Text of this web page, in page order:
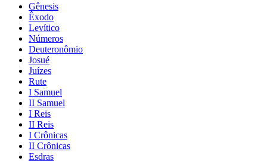
Gênesis
Êxodo
Levítico
Números
Deuteronômio
Josué
Juízes
Rute
I Samuel
II Samuel
I Reis
II Reis
I Crônicas
II Crônicas
Esdras